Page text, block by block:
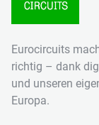
Eurocircuits
richtig – dank
und unseren
Europa.